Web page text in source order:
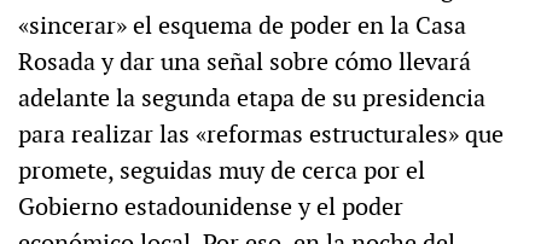
«sincerar» el esquema de poder en la Casa
Rosada y dar una señal sobre cómo llevará
adelante la segunda etapa de su presidencia
para realizar las «reformas estructurales» que
promete, seguidas muy de cerca por el
Gobierno estadounidense y el poder